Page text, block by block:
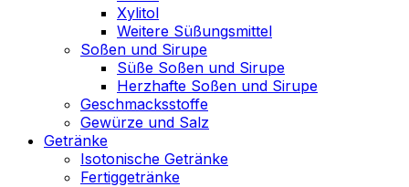
Xylitol
Weitere Süßungsmittel
Soßen und Sirupe
Süße Soßen und Sirupe
Herzhafte Soßen und Sirupe
Geschmacksstoffe
Gewürze und Salz
Getränke
Isotonische Getränke
Fertiggetränke